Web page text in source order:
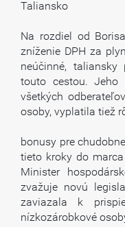
Taliansko
Na rozdiel od
zníženie DPH za
neúčinné,
touto cestou.
všetkých
osoby, vyplatila tiež
bonusy pre
tieto kroky do
Minister
zvažuje novú
zaviazala k
nízkozárobkové